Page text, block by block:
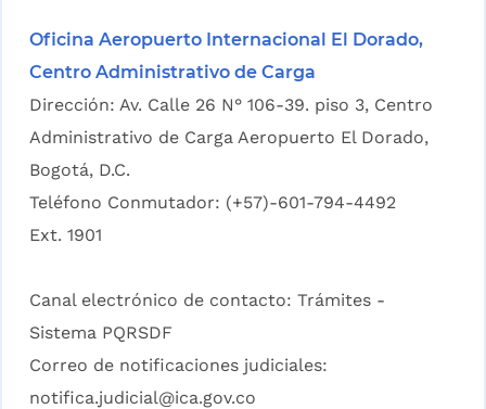
Oficina Aeropuerto Internacional El Dorado,
Centro Administrativo de Carga
Dirección: Av. Calle 26 N° 106-39. piso 3, Centro
Administrativo de Carga Aeropuerto El Dorado,
Bogotá, D.C.
Teléfono Conmutador: (+57)-601-794-4492
Ext. 1901
Canal electrónico de contacto: Trámites -
Sistema PQRSDF
Correo de notificaciones judiciales:
notifica.judicial@ica.gov.co